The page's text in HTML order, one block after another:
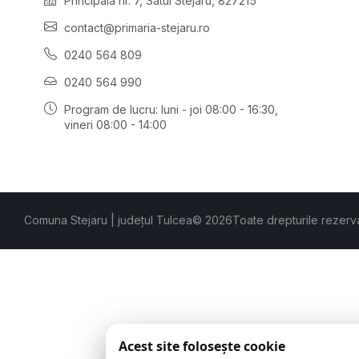
contact@primaria-stejaru.ro
0240 564 809
0240 564 990
Program de lucru: luni - joi 08:00 - 16:30,
vineri 08:00 - 14:00
Comuna Stejaru | județul Tulcea© 2026Toate drepturile
Acest site folosește cookie